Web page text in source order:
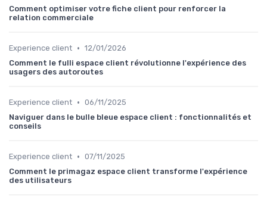
Comment optimiser votre fiche client pour renforcer la
relation commerciale
Experience client • 12/01/2026
Comment le fulli espace client révolutionne l'expérience des
usagers des autoroutes
Experience client • 06/11/2025
Naviguer dans le bulle bleue espace client : fonctionnalités et
conseils
Experience client • 07/11/2025
Comment le primagaz espace client transforme l'expérience
des utilisateurs